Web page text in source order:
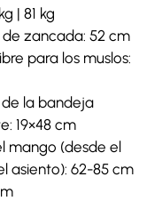
| 81 kg
zancada: 52 cm
para los muslos:
la bandeja
19×48 cm
mango (desde el
asiento): 62-85 cm